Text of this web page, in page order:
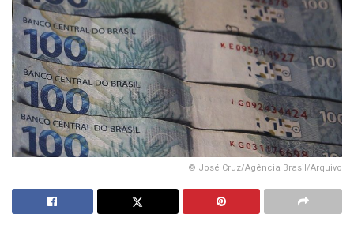
© José Cruz/Agência Brasil/Arquivo